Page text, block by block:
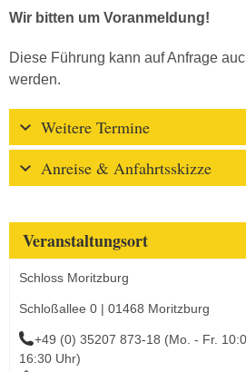
Wir bitten um Voranmeldung!
Diese Führung kann auf Anfrage
werden.
Weitere Termine
Anreise & Anfahrtsskizze
Veranstaltungsort
Schloss Moritzburg
Schloßallee 0 | 01468 Moritzburg
+49 (0) 35207 873-18 (Mo. - Fr.
16:30 Uhr)